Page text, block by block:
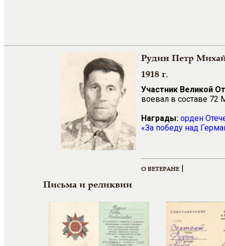
Рудин Петр
1918 г.
Участник Великой
воевал в составе
Награды: орден
«За победу над
О ВЕТЕРАНЕ |
Письма и реликвии